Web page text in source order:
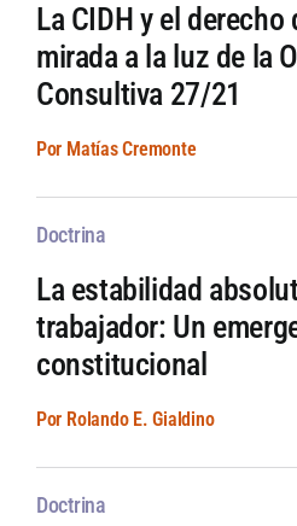
La CIDH y el derecho
mirada a la luz de la
Consultiva 27/21
Por Matías Cremonte
Doctrina
La estabilidad
trabajador: Un
constitucional
Por Rolando E. Gialdino
Doctrina